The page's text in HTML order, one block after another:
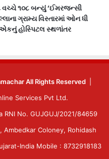
વચ્ચે ૧૦૮ બન્યું ‘ઈમરજન્સી
ગ્રામ્ય વિસ્તારમાં ઓન ધી
હોસ્પિટલ સ્થળાંતર
All Rights Reserved
Services Pvt Ltd.
RNI No. GUJGUJ/2021/84659
Ambedkar Coloney, Rohidash
India Mobile : 8732918183